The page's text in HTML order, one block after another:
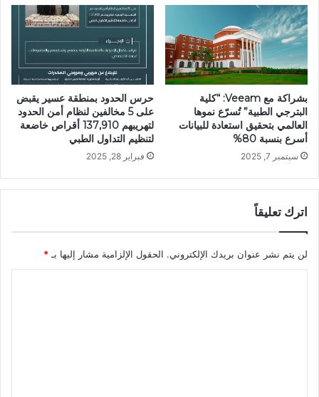
بشراكة مع Veeam: “كلية
البترجي الطبية” تُسرّع نموها
العالمي بتحقيق استعادة للبيانات
أسرع بنسبة 80%
سبتمبر 7, 2025
حرس الحدود بمنطقة عسير يقبض
على 5 مخالفين لنظام أمن الحدود
لتهريبهم 137,910 أقراص خاضعة
لتنظيم التداول الطبي
فبراير 28, 2025
اترك تعليقاً
لن يتم نشر عنوان بريدك الإلكتروني. الحقول الإلزامية مشار إليها بـ*